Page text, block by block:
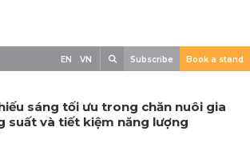
EN VN Subscribe Book a stand
sáng tối ưu trong chăn nuôi gia
suất và tiết kiệm năng lượng